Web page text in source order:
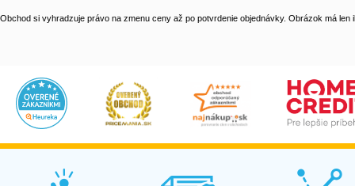
Obchod si vyhradzuje právo na zmenu ceny až po potvrdenie objednávky. Obrázok má len